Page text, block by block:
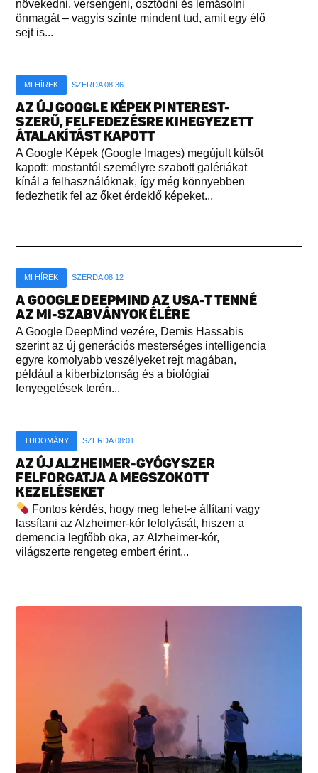
növekedni, versengeni, osztódni és lemásolni
önmagát – vagyis szinte mindent tud, amit egy élő
sejt is...
MI HÍREK SZERDA 08:36
AZ ÚJ GOOGLE KÉPEK PINTEREST-
SZERŰ, FELFEDEZÉSRE KIHEGYEZETT
ÁTALAKÍTÁST KAPOTT
A Google Képek (Google Images) megújult külsőt
kapott: mostantól személyre szabott galériákat
kínál a felhasználóknak, így még könnyebben
fedezhetik fel az őket érdeklő képeket...
MI HÍREK SZERDA 08:12
A GOOGLE DEEPMIND AZ USA-T TENNÉ
AZ MI-SZABVÁNYOK ÉLÉRE
A Google DeepMind vezére, Demis Hassabis
szerint az új generációs mesterséges intelligencia
egyre komolyabb veszélyeket rejt magában,
például a kiberbiztonság és a biológiai
fenyegetések terén...
TUDOMÁNY SZERDA 08:01
AZ ÚJ ALZHEIMER-GYÓGYSZER
FELFORGATJA A MEGSZOKOTT
KEZELÉSEKET
Fontos kérdés, hogy meg lehet-e állítani vagy
lassítani az Alzheimer-kór lefolyását, hiszen a
demencia legfőbb oka, az Alzheimer-kór,
világszerte rengeteg embert érint...